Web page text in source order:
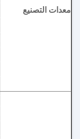
معدات التصنيع